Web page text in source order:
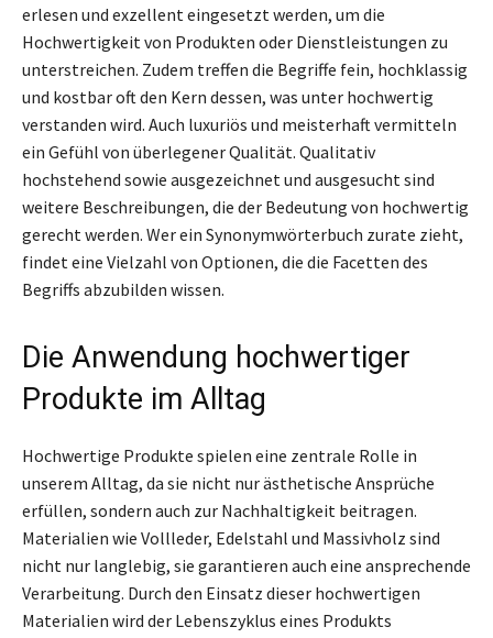
erlesen und exzellent eingesetzt werden, um die
Hochwertigkeit von Produkten oder Dienstleistungen zu
unterstreichen. Zudem treffen die Begriffe fein, hochklassig
und kostbar oft den Kern dessen, was unter hochwertig
verstanden wird. Auch luxuriös und meisterhaft vermitteln
ein Gefühl von überlegener Qualität. Qualitativ
hochstehend sowie ausgezeichnet und ausgesucht sind
weitere Beschreibungen, die der Bedeutung von hochwertig
gerecht werden. Wer ein Synonymwörterbuch zurate zieht,
findet eine Vielzahl von Optionen, die die Facetten des
Begriffs abzubilden wissen.
Die Anwendung hochwertiger
Produkte im Alltag
Hochwertige Produkte spielen eine zentrale Rolle in
unserem Alltag, da sie nicht nur ästhetische Ansprüche
erfüllen, sondern auch zur Nachhaltigkeit beitragen.
Materialien wie Vollleder, Edelstahl und Massivholz sind
nicht nur langlebig, sie garantieren auch eine ansprechende
Verarbeitung. Durch den Einsatz dieser hochwertigen
Materialien wird der Lebenszyklus eines Produkts